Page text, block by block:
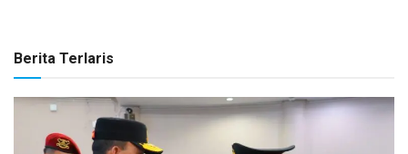
Berita Terlaris